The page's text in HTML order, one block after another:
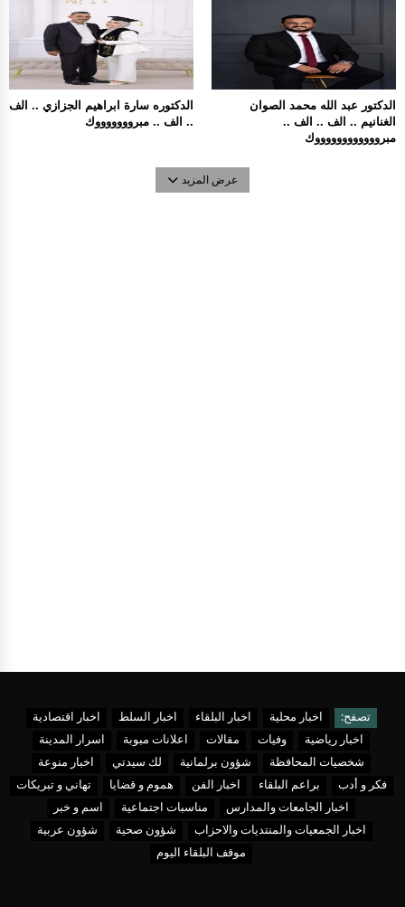
الدكتوره سارة ابراهيم الجزازي .. الف
.. الف .. مبروووووووك
الدكتور عبد الله محمد الصوان
الغنانيم .. الف .. الف ..
مبرووووووووووووك
عرض المزيد
تصفح: اخبار محلية اخبار البلقاء اخبار السلط
اخبار اقتصادية
اخبار رياضية
وفيات مقالات اعلانات مبوبة
اسرار المدينة
شخصيات المحافظة
شؤون برلمانية لك سيدتي
اخبار منوعة
فكر و أدب
براعم البلقاء اخبار الفن هموم و قضايا
تهاني و تبريكات
اخبار الجامعات والمدارس
مناسبات اجتماعية
اسم و خبر
اخبار الجمعيات والمنتديات والاحزاب
شؤون صحية
شؤون عربية
موقف البلقاء اليوم